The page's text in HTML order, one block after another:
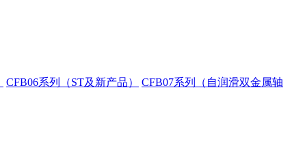
CFB06系列（ST及新产品）
CFB07系列（自润滑双金属轴